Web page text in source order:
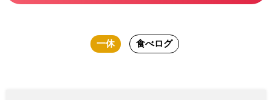
一休 食べログ